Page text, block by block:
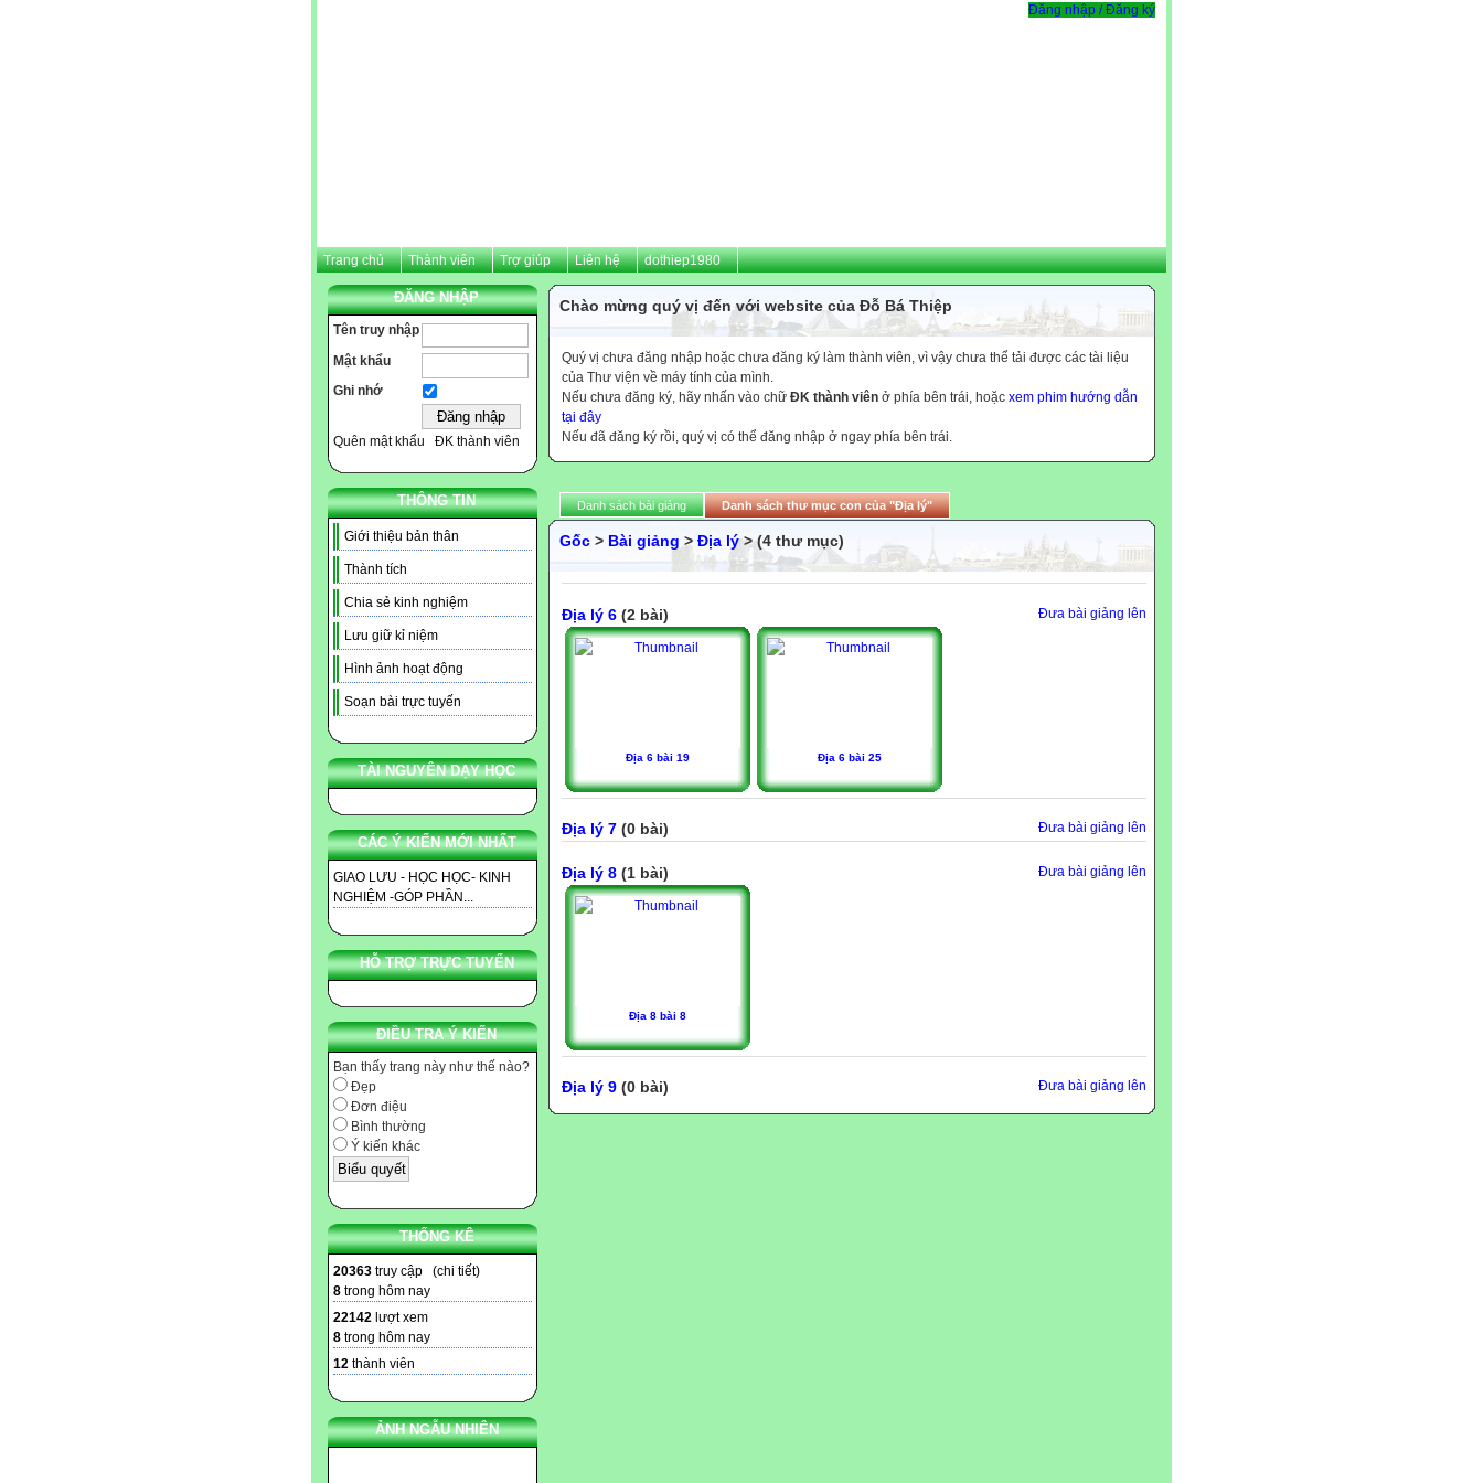
Đăng nhập / Đăng ký
Trang chủ Thành viên Trợ giúp Liên hệ dothiep1980
ĐĂNG NHẬP
Tên truy nhập
Mật khẩu
Ghi nhớ
Quên mật khẩu ĐK thành viên
THÔNG TIN
Giới thiệu bản thân
Thành tích
Chia sẻ kinh nghiệm
Lưu giữ kỉ niệm
Hình ảnh hoạt động
Soạn bài trực tuyến
TÀI NGUYÊN DẠY HỌC
CÁC Ý KIẾN MỚI NHẤT
GIAO LƯU - HỌC HỌC- KINH
NGHIỆM -GÓP PHẦN...
HỖ TRỢ TRỰC TUYẾN
ĐIỀU TRA Ý KIẾN
Bạn thấy trang này như thế nào?
Đẹp
Đơn điệu
Bình thường
Ý kiến khác
THỐNG KÊ
20363 truy cập (chi tiết)
8 trong hôm nay
22142 lượt xem
8 trong hôm nay
12 thành viên
ẢNH NGẪU NHIÊN
Chào mừng quý vị đến với website của Đỗ Bá Thiệp
Quý vị chưa đăng nhập hoặc chưa đăng ký làm thành viên, vì vậy chưa thể tải được các tài liệu
của Thư viện về máy tính của mình.
Nếu chưa đăng ký, hãy nhấn vào chữ ĐK thành viên ở phía bên trái, hoặc xem phim hướng dẫn
tại đây
Nếu đã đăng ký rồi, quý vị có thể đăng nhập ở ngay phía bên trái.
Danh sách bài giảng Danh sách thư mục con của "Địa lý"
Gốc > Bài giảng > Địa lý> (4 thư mục)
Đưa bài giảng lên
Địa lý 6 (2 bài)
Địa 6 bài 19 Địa 6 bài 25
Đưa bài giảng lên
Địa lý 7 (0 bài)
Đưa bài giảng lên
Địa lý 8 (1 bài)
Địa 8 bài 8
Đưa bài giảng lên
Địa lý 9 (0 bài)